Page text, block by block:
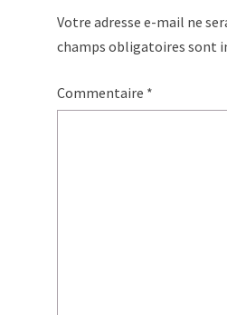
Votre adresse e-mail ne
champs obligatoires sont
Commentaire *